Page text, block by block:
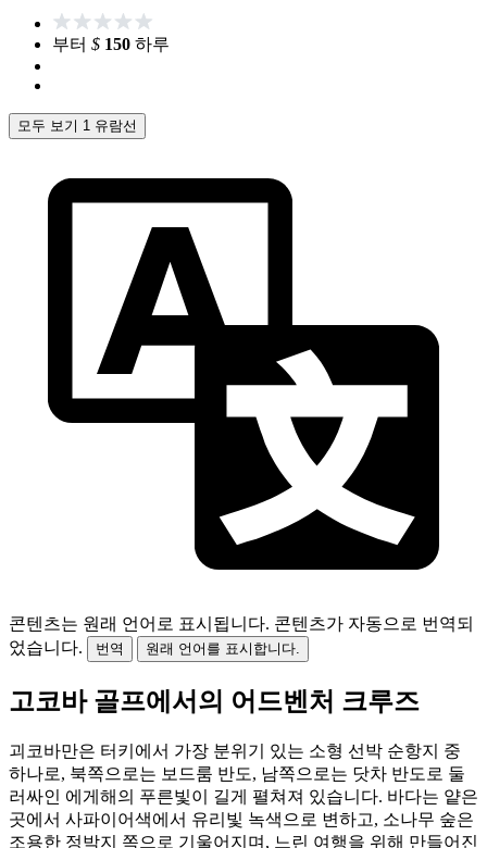
부터 $ 150 하루
모두 보기 1 유람선
콘텐츠는 원래 언어로 표시됩니다. 콘텐츠가 자동으로 번역되
었습니다.
번역 원래 언어를 표시합니다.
고코바 골프에서의 어드벤처 크루즈
괴코바만은 터키에서 가장 분위기 있는 소형 선박 순항지 중
하나로, 북쪽으로는 보드룸 반도, 남쪽으로는 닷차 반도로 둘
러싸인 에게해의 푸른빛이 길게 펼쳐져 있습니다. 바다는 얕은
곳에서 사파이어색에서 유리빛 녹색으로 변하고, 소나무 숲은
조용한 정박지 쪽으로 기울어지며, 느린 여행을 위해 만들어진